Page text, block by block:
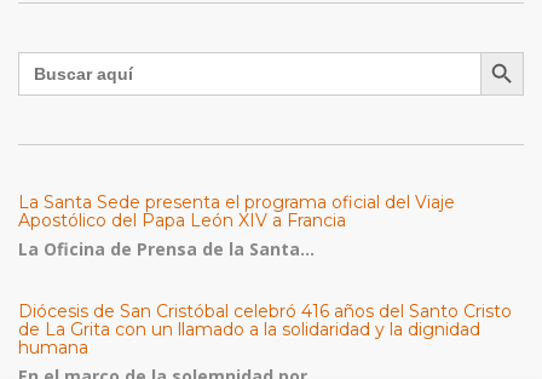
Buscar: Botón de
La Santa Sede presenta el programa oficial del Viaje
Apostólico del Papa León XIV a Francia
La Oficina de Prensa de la Santa...
Diócesis de San Cristóbal celebró 416 años del Santo Cristo
de La Grita con un llamado a la solidaridad y la dignidad
humana